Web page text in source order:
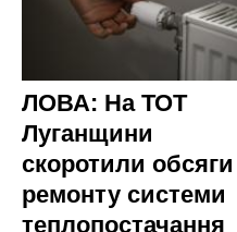
ЛОВА: На ТОТ
Луганщини
скоротили обсяги
ремонту системи
теплопостачання